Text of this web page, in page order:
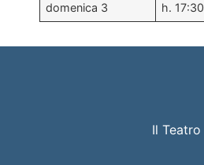
domenica 3 h. 17:30
Il Teatro